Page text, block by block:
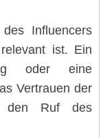
Influencers
ist. Ein
oder eine
Vertrauen der
den Ruf des